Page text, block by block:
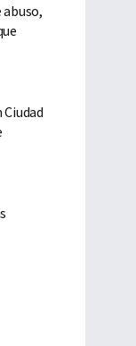
abuso,